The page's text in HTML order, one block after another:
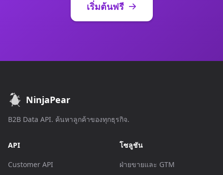
เริ่มต้นฟรี
NinjaPear
B2B Data API. ค้นหาลูกค้าของทุกธุรกิจ.
API
Customer API
โซลูชัน
ฝ่ายขายและ GTM